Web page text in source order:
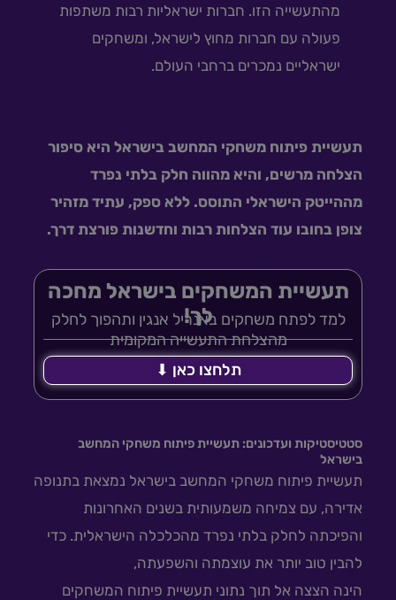
מהתעשייה הזו. חברות ישראליות רבות משתפות
פעולה עם חברות מחוץ לישראל, ומשחקים
ישראליים נמכרים ברחבי העולם.
תעשיית פיתוח משחקי המחשב בישראל היא סיפור
הצלחה מרשים, והיא מהווה חלק בלתי נפרד
מההייטק הישראלי התוסס. ללא ספק, עתיד מזהיר
צופן בחובו עוד הצלחות רבות וחדשנות פורצת דרך.
תעשיית המשחקים בישראל מחכה
לך!
למד לפתח משחקים באנריל אנגין ותהפוך לחלק
מהצלחת התעשייה המקומית
תלחצו כאן ⬇
סטטיסטיקות ועדכונים: תעשיית פיתוח משחקי המחשב
בישראל
תעשיית פיתוח משחקי המחשב בישראל נמצאת בתנופה
אדירה, עם צמיחה משמעותית בשנים האחרונות
והפיכתה לחלק בלתי נפרד מהכלכלה הישראלית. כדי
להבין טוב יותר את עוצמתה והשפעתה,
הינה הצצה אל תוך נתוני תעשיית פיתוח המשחקים